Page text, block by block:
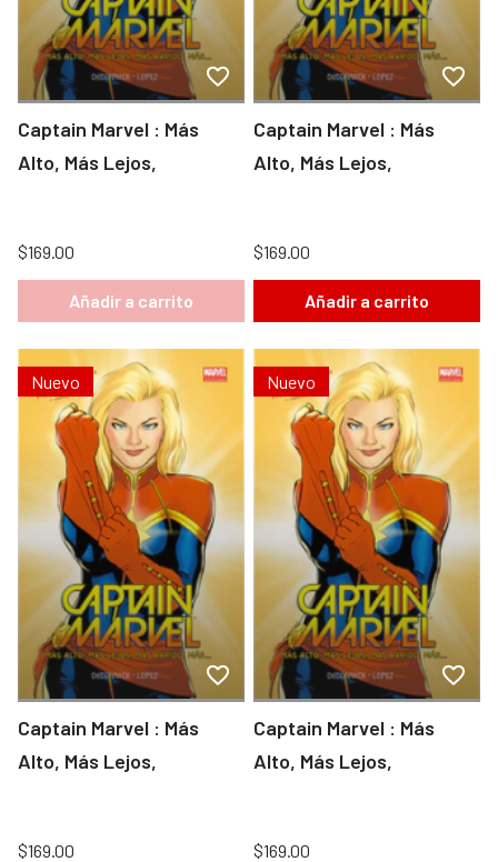
Captain Marvel : Más
Alto, Más Lejos,
$169.00
Añadir a carrito
Captain Marvel : Más
Alto, Más Lejos,
$169.00
Añadir a carrito
Nuevo
Captain Marvel : Más
Alto, Más Lejos,
$169.00
Nuevo
Captain Marvel : Más
Alto, Más Lejos,
$169.00